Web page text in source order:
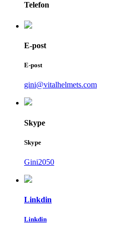
Telefon
E-post
E-post
gini@vitalhelmets.com
Skype
Skype
Gini2050
Linkdin
Linkdin